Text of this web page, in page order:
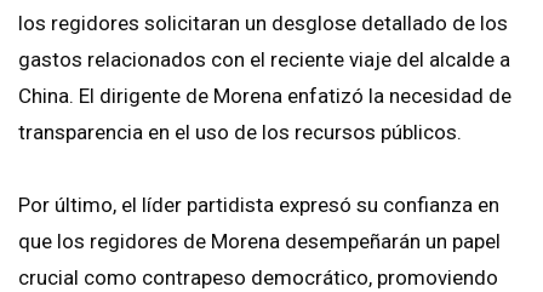
los regidores solicitaran un desglose detallado de los
gastos relacionados con el reciente viaje del alcalde a
China. El dirigente de Morena enfatizó la necesidad de
transparencia en el uso de los recursos públicos.
Por último, el líder partidista expresó su confianza en
que los regidores de Morena desempeñarán un papel
crucial como contrapeso democrático, promoviendo